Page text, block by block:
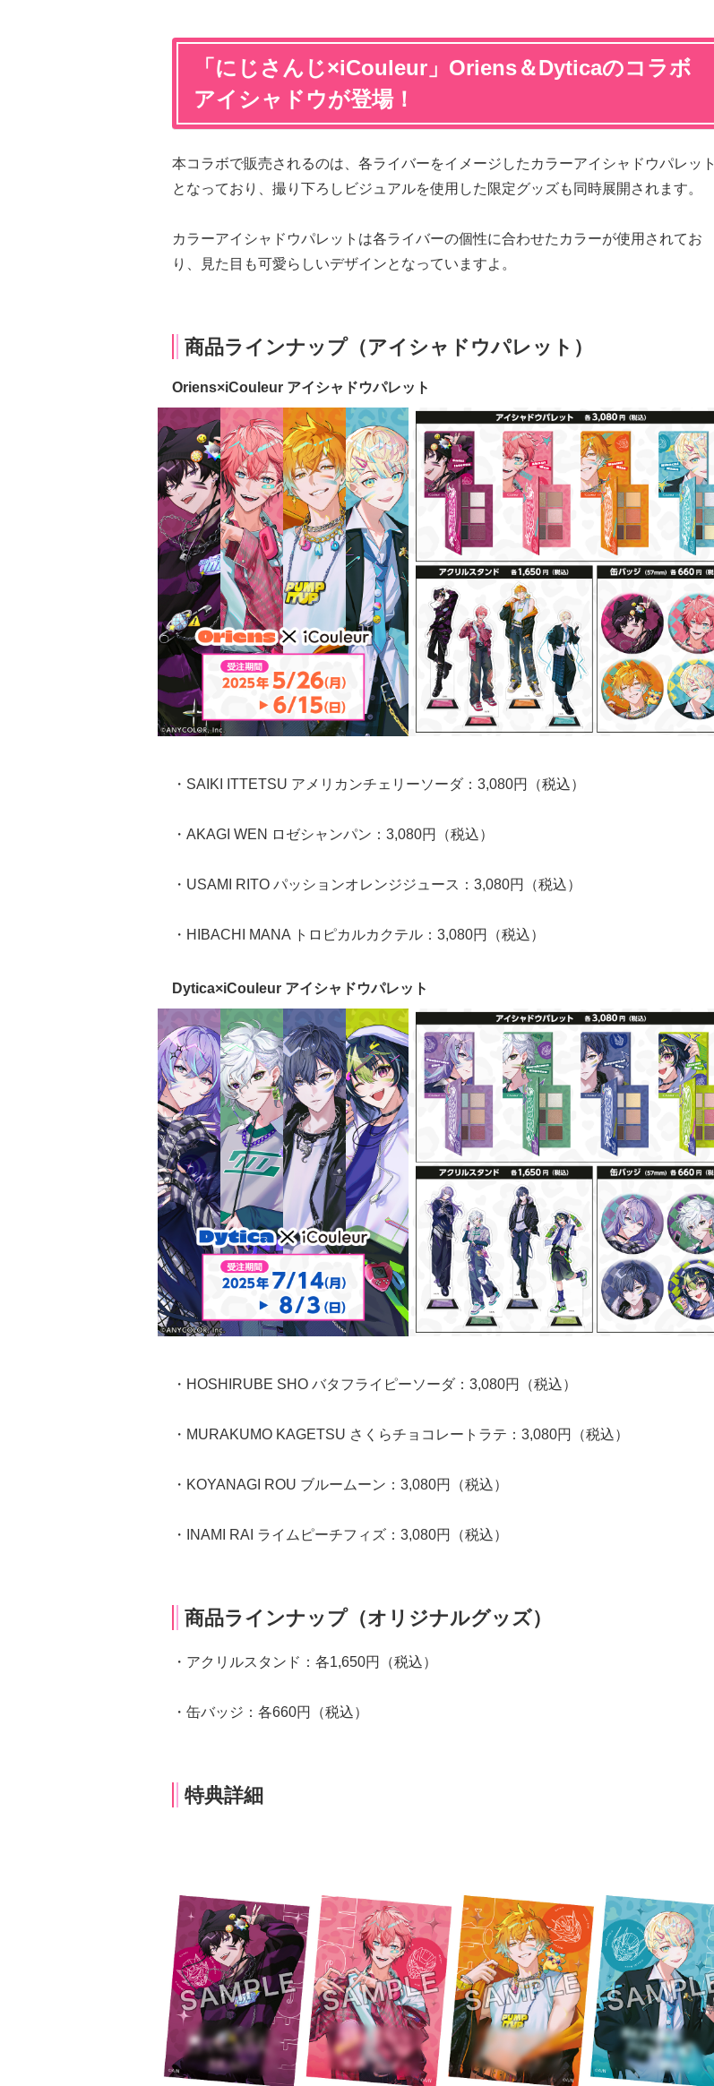
「にじさんじ×iCouleur」Oriens＆Dyticaのコラボ
アイシャドウが登場！
本コラボで販売されるのは、各ライバーをイメージしたカラーアイシャドウパレット
となっており、撮り下ろしビジュアルを使用した限定グッズも同時展開されます。
カラーアイシャドウパレットは各ライバーの個性に合わせたカラーが使用されてお
り、見た目も可愛らしいデザインとなっていますよ。
商品ラインナップ（アイシャドウパレット）
Oriens×iCouleur アイシャドウパレット
・SAIKI ITTETSU アメリカンチェリーソーダ：3,080円（税込）
・AKAGI WEN ロゼシャンパン：3,080円（税込）
・USAMI RITO パッションオレンジジュース：3,080円（税込）
・HIBACHI MANA トロピカルカクテル：3,080円（税込）
Dytica×iCouleur アイシャドウパレット
・HOSHIRUBE SHO バタフライピーソーダ：3,080円（税込）
・MURAKUMO KAGETSU さくらチョコレートラテ：3,080円（税込）
・KOYANAGI ROU ブルームーン：3,080円（税込）
・INAMI RAI ライムピーチフィズ：3,080円（税込）
商品ラインナップ（オリジナルグッズ）
・アクリルスタンド：各1,650円（税込）
・缶バッジ：各660円（税込）
特典詳細